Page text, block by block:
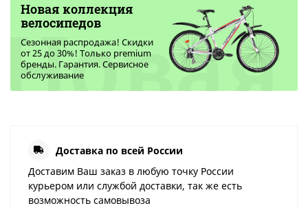
Новая коллекция
велосипедов
Сезонная распродажа! Скидки
от 25 до 30%! Только premium
бренды. Гарантия. Сервисное
обслуживание
Доставка по всей России
Доставим Ваш заказ в любую точку России
курьером или службой доставки, так же есть
возможность самовывоза